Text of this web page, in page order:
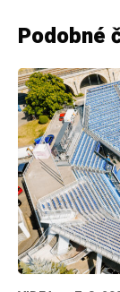
Podobné